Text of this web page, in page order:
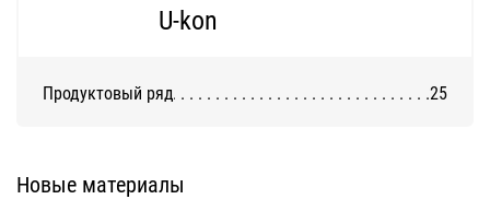
U-kon
Продуктовый ряд 25
Новые материалы